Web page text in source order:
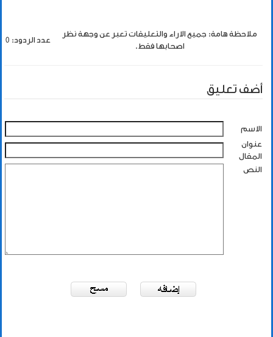
ملاحظة هامة: جميع الاراء والتعليقات تعبر عن وجهة نظر
اصحابها فقط.
عدد الردود: 0
أضف تعليق
الاسم
عنوان
المقال
النص